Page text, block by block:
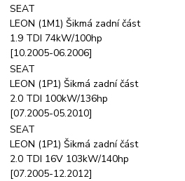
SEAT
LEON (1M1) Šikmá zadní část
1.9 TDI 74kW/100hp
[10.2005-06.2006]
SEAT
LEON (1P1) Šikmá zadní část
2.0 TDI 100kW/136hp
[07.2005-05.2010]
SEAT
LEON (1P1) Šikmá zadní část
2.0 TDI 16V 103kW/140hp
[07.2005-12.2012]